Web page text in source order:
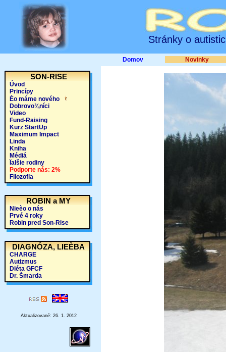
Stránky o
SON-RISE
Úvod
Princípy
Èo máme nového
Dobrovo¾níci
Video
Fund-Raising
Kurz StartUp
Maximum Impact
Linda
Kniha
Médiá
Ïalšie rodiny
Podporte nás: 2%
Filozofia
ROBIN a MY
Nieèo o nás
Prvé 4 roky
Robin pred Son-Rise
DIAGNÓZA, LIEÈBA
CHARGE
Autizmus
Diéta GFCF
Dr. Šmarda
Aktualizované: 26. 1. 2012
Domov Novinky